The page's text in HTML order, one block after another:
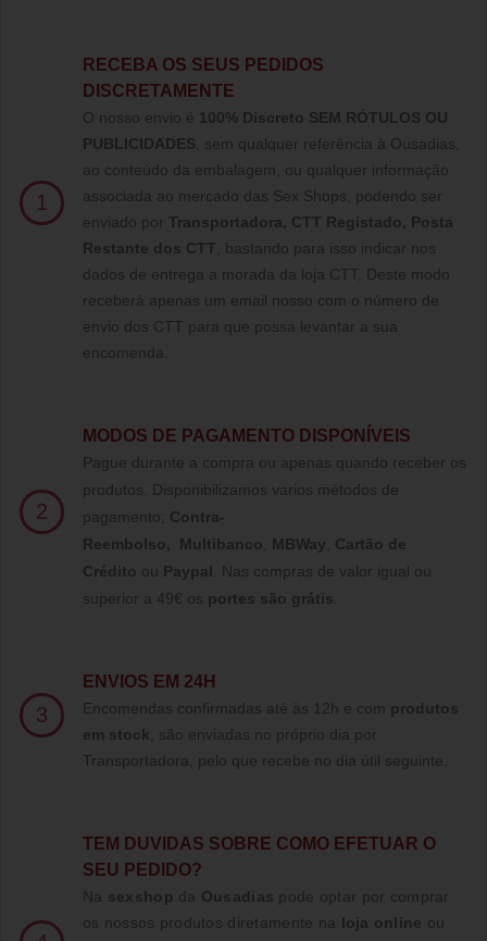
1
RECEBA OS SEUS PEDIDOS
DISCRETAMENTE
O nosso envio é 100% Discreto SEM RÓTULOS OU
PUBLICIDADES , sem qualquer referência à Ousadias,
ao conteúdo da embalagem, ou qualquer informação
associada ao mercado das Sex Shops, podendo ser
enviado por Transportadora, CTT Registado, Posta
Restante dos CTT , bastando para isso indicar nos
dados de entrega a morada da loja CTT, Deste modo
receberá apenas um email nosso com o número de
envio dos CTT para que possa levantar a sua
encomenda.
2
MODOS DE PAGAMENTO DISPONÍVEIS
Pague durante a compra ou apenas quando receber os
produtos. Disponibilizamos varios métodos de
pagamento; Contra-
Reembolso, Multibanco MBWay
Cartão de
Crédito ou Paypal
Nas compras de valor igual ou
superior a 49€ os portes são grátis
3
ENVIOS EM 24H
Encomendas confirmadas até às 12h e com produtos
em stock , são enviadas no próprio dia por
Transportadora, pelo que recebe no dia útil seguinte.
TE M DUVIDAS SOBRE COMO EFETUAR O
SEU PEDIDO?
Na sexshop da Ousadias pode optar por comprar
os nossos produtos diretamente na loja online ou